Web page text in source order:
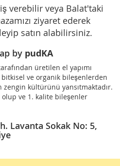
verebilir veya Balat'taki
ziyaret ederek
satın alabilirsiniz.
by pudKA
üretilen el yapımı
bitkisel ve organik bileşenlerden
kültürünü yansıtmaktadır.
olup ve 1. kalite bileşenler
Lavanta Sokak No: 5,